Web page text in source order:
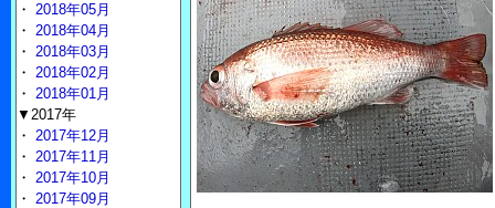
・ 2018年05月
・ 2018年04月
・ 2018年03月
・ 2018年02月
・ 2018年01月
▼2017年
・ 2017年12月
・ 2017年11月
・ 2017年10月
・ 2017年09月